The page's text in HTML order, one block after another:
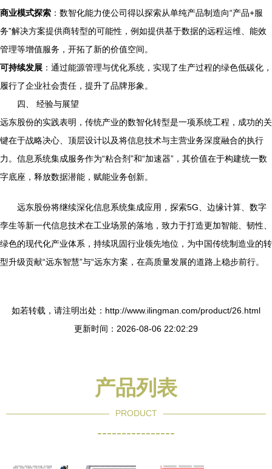
商业模式探索 ：数智化能力使公司得以探索从单纯产品制造向“产品+服
务”解决方案提供商转型的可能性，例如提供基于数据的远程运维、能效
管理等增值服务，开拓了新的价值空间。
可持续发展 ：通过能源管理与优化系统，实现了生产过程的绿色低碳化，
履行了企业社会责任，提升了品牌形象。
四、 经验与展望
远东股份的实践表明，传统产业的数智化转型是一项系统工程，成功的关
键在于战略决心、顶层设计以及将信息技术与主营业务深度融合的执行
力。信息系统集成服务作为“粘合剂”和“加速器”，其价值在于构建统一数
字底座，释放数据潜能，赋能业务创新。
远东股份将继续深化信息系统集成应用，探索5G、边缘计算、数字
孪生等新一代信息技术在工业场景的落地，致力于打造更加智能、韧性、
绿色的现代化产业体系，持续巩固行业领先地位，为中国传统制造业的转
型升级贡献“远东智慧”与“远东方案，在高质量发展的道路上稳步前行。
如若转载，请注明出处：http://www.ilingman.com/product/26.html
更新时间：2026-08-06 22:02:29
产品列表
PRODUCT
----------------